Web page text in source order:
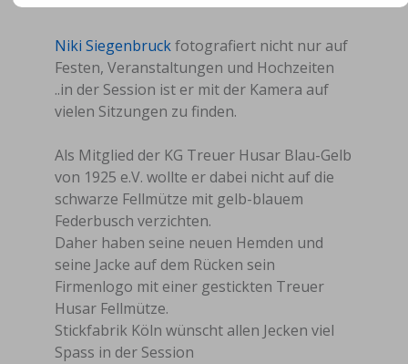
Niki Siegenbruckfotografiert nicht nur auf
Festen, Veranstaltungen und Hochzeiten
..in der Session ist er mit der Kamera auf
vielen Sitzungen zu finden.
Als Mitglied der KG Treuer Husar Blau-Gelb
von 1925 e.V. wollte er dabei nicht auf die
schwarze Fellmütze mit gelb-blauem
Federbusch verzichten.
Daher haben seine neuen Hemden und
seine Jacke auf dem Rücken sein
Firmenlogo mit einer gestickten Treuer
Husar Fellmütze.
Stickfabrik Köln wünscht allen Jecken viel
Spass in der Session